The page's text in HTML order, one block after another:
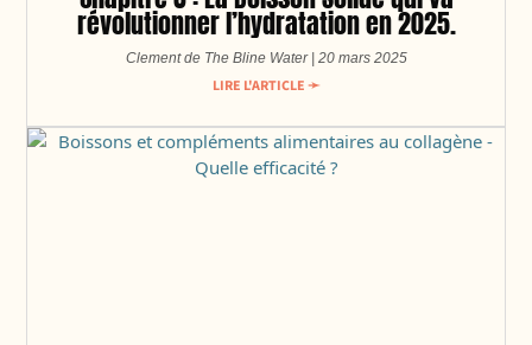
révolutionner l’hydratation en 2025.
Clement de The Bline Water 20 mars 2025
LIRE L'ARTICLE ➛